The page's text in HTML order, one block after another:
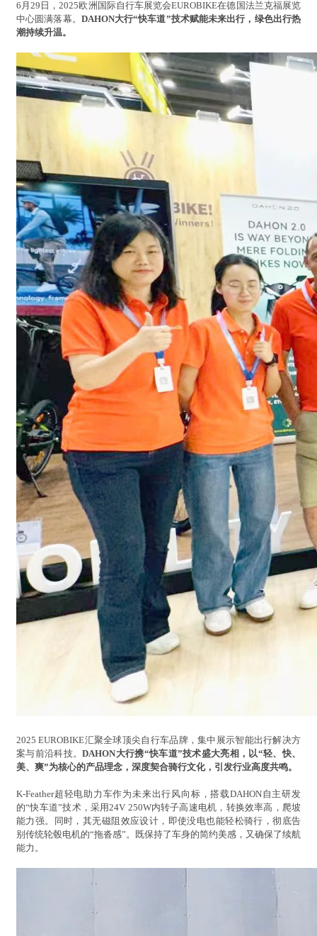
6月29日，2025欧洲国际自行车展览会EUROBIKE在德国法兰克福展览
中心圆满落幕。 DAHON大行“快车道”技术赋能未来出行，绿色出行热
潮持续升温。
2025 EUROBIKE汇聚全球顶尖自行车品牌，集中展示智能出行解决方
案与前沿科技。DAHON大行携“快车道”技术盛大亮相，以“轻、快、
美、爽”为核心的产品理念，深度契合骑行文化，引发行业高度共鸣。
K-Feather超轻电助力车作为未来出行风向标，搭载DAHON自主研发
的“快车道”技术，采用24V 250W内转子高速电机，转换效率高，爬坡
能力强。同时，其无磁阻效应设计，即使没电也能轻松骑行，彻底告
别传统轮毂电机的“拖沓感”。既保持了车身的简约美感，又确保了续航
能力。